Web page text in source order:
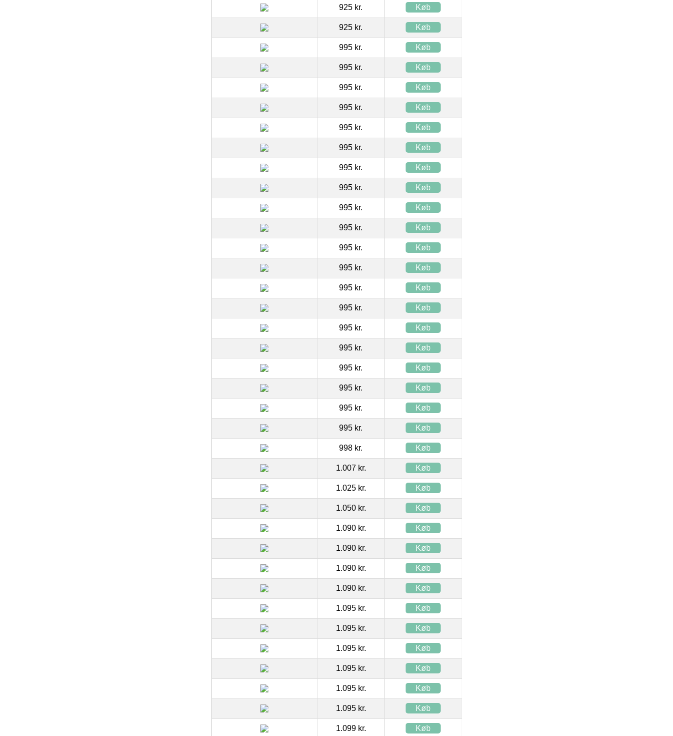
925 kr. Køb
925 kr. Køb
995 kr. Køb
995 kr. Køb
995 kr. Køb
995 kr. Køb
995 kr. Køb
995 kr. Køb
995 kr. Køb
995 kr. Køb
995 kr. Køb
995 kr. Køb
995 kr. Køb
995 kr. Køb
995 kr. Køb
995 kr. Køb
995 kr. Køb
995 kr. Køb
995 kr. Køb
995 kr. Køb
995 kr. Køb
995 kr. Køb
998 kr. Køb
1.007 kr. Køb
1.025 kr. Køb
1.050 kr. Køb
1.090 kr. Køb
1.090 kr. Køb
1.090 kr. Køb
1.090 kr. Køb
1.095 kr. Køb
1.095 kr. Køb
1.095 kr. Køb
1.095 kr. Køb
1.095 kr. Køb
1.095 kr. Køb
1.099 kr. Køb